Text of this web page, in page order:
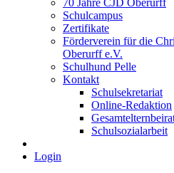
Schulcampus
Zertifikate
Förderverein für die
Oberurff e.V.
Schulhund Pelle
Kontakt
Schulsekretariat
Online-Redaktion
Schulsozialarbeit
Login